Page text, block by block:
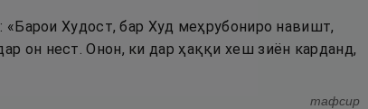
«Барои Худост, бар Худ меҳрубониро навишт,
он нест. Онон, ки дар ҳаққи хеш зиён карданд,
тафсир